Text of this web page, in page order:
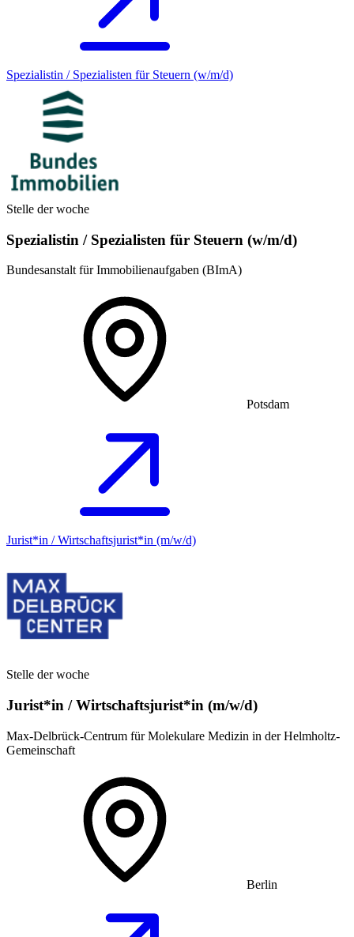
Spezialistin / Spezialisten für Steuern (w/m/d)
Stelle der woche
Spezialistin / Spezialisten für Steuern (w/m/d)
Bundesanstalt für Immobilienaufgaben (BImA)
Potsdam
Jurist*in / Wirtschafts­jurist*in (m/w/d)
Stelle der woche
Jurist*in / Wirtschafts­jurist*in (m/w/d)
Max-Delbrück-Centrum für Molekulare Medizin in der Helmholtz-
Gemeinschaft
Berlin